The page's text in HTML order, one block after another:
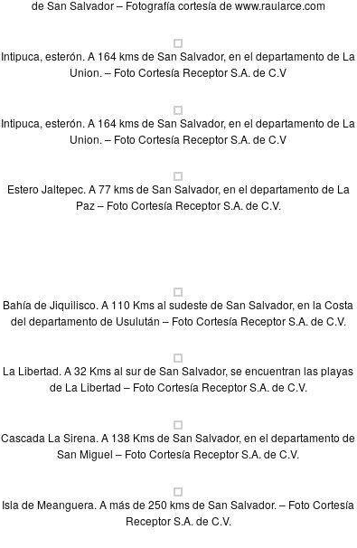
de San Salvador – Fotografía cortesía de www.raularce.com
Intipuca, esterón. A 164 kms de San Salvador, en el departamento de La
Union. – Foto Cortesía Receptor S.A. de C.V
Intipuca, esterón. A 164 kms de San Salvador, en el departamento de La
Union. – Foto Cortesía Receptor S.A. de C.V
Estero Jaltepec. A 77 kms de San Salvador, en el departamento de La
Paz – Foto Cortesía Receptor S.A. de C.V.
Bahía de Jiquilisco. A 110 Kms al sudeste de San Salvador, en la Costa
del departamento de Usulután – Foto Cortesía Receptor S.A. de C.V.
La Libertad. A 32 Kms al sur de San Salvador, se encuentran las playas
de La Libertad – Foto Cortesía Receptor S.A. de C.V.
Cascada La Sirena. A 138 Kms de San Salvador, en el departamento de
San Miguel – Foto Cortesía Receptor S.A. de C.V.
Isla de Meanguera. A más de 250 kms de San Salvador. – Foto Cortesía
Receptor S.A. de C.V.